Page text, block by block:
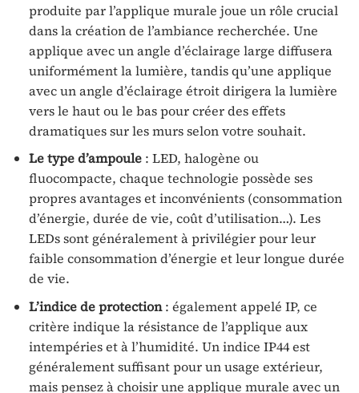
produite par l’applique murale joue un rôle crucial
dans la création de l’ambiance recherchée. Une
applique avec un angle d’éclairage large diffusera
uniformément la lumière, tandis qu’une applique
avec un angle d’éclairage étroit dirigera la lumière
vers le haut ou le bas pour créer des effets
dramatiques sur les murs selon votre souhait.
Le type d’ampoule: LED, halogène ou
fluocompacte, chaque technologie possède ses
propres avantages et inconvénients (consommation
d’énergie, durée de vie, coût d’utilisation…). Les
LEDs sont généralement à privilégier pour leur
faible consommation d’énergie et leur longue durée
de vie.
L’indice de protection: également appelé IP, ce
critère indique la résistance de l’applique aux
intempéries et à l’humidité. Un indice IP44 est
généralement suffisant pour un usage extérieur,
mais pensez à choisir une applique murale avec un